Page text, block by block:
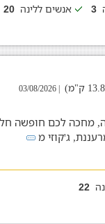
3 אנשים ללינה 20
| 03/08/2026
מחכה לכם חופשה
ג'קוזי מ
22